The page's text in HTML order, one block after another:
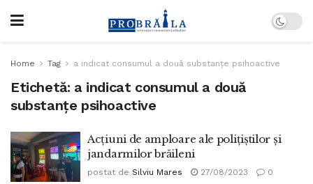
Home Tag a indicat consumul a două substanțe psihoactive
Etichetă: a indicat consumul a două
substanțe psihoactive
Acțiuni de amploare ale polițiștilor și
jandarmilor brăileni
postat de Silviu Mares 27/08/2023 0